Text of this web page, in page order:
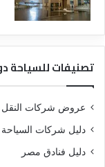
تصنيفات للسياحة
عروض شركات النقل
دليل شركات السياحة
دليل فنادق مصر